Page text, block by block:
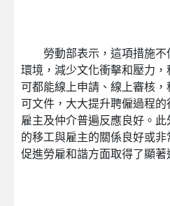
勞動部表示，這項措施不
環境，減少文化衝擊和壓力
可都能線上申請、線上審核
可文件，大大提升聘僱過程的
雇主及仲介普遍反應良好。
的移工與雇主的關係良好或
促進勞雇和諧方面取得了顯著